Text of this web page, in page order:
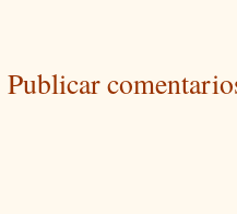
Publicar